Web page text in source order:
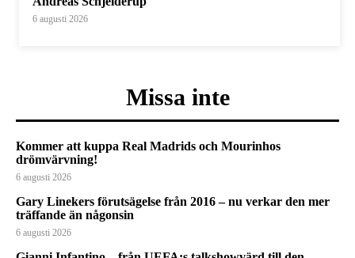
6 augusti 2026
Missa inte
Kommer att kuppa Real Madrids och Mourinhos
drömvärvning!
6 augusti 2026
Gary Linekers förutsägelse från 2016 – nu verkar den mer
träffande än någonsin
6 augusti 2026